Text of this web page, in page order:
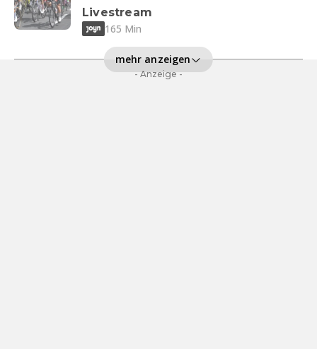
Livestream
165 Min
mehr anzeigen
- Anzeige -